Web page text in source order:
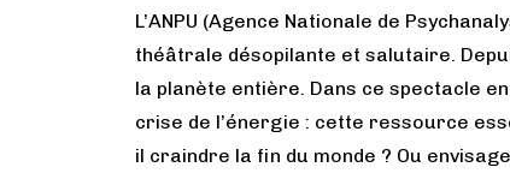
L’ANPU (Agence Nationale de
théâtrale désopilante et salutaire.
la planète entière. Dans ce spectacle
crise de l’énergie : cette ressource
il craindre la fin du monde ? Ou